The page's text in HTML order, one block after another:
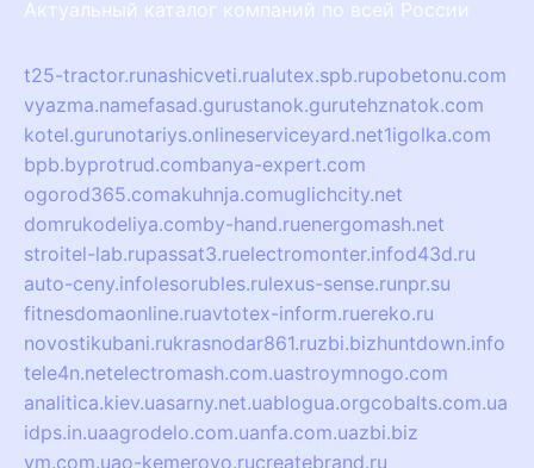
Актуальный каталог компаний по всей России
t25-tractor.runashicveti.rualutex.spb.rupobetonu.com
vyazma.namefasad.gurustanok.gurutehznatok.com
kotel.gurunotariys.onlineserviceyard.net1igolka.com
bpb.byprotrud.combanya-expert.com
ogorod365.comakuhnja.comuglichcity.net
domrukodeliya.comby-hand.ruenergomash.net
stroitel-lab.rupassat3.ruelectromonter.infod43d.ru
auto-ceny.infolesorubles.rulexus-sense.runpr.su
fitnesdomaonline.ruavtotex-inform.ruereko.ru
novostikubani.rukrasnodar861.ruzbi.bizhuntdown.info
tele4n.netelectromash.com.uastroymnogo.com
analitica.kiev.uasarny.net.uablogua.orgcobalts.com.ua
idps.in.uaagrodelo.com.uanfa.com.uazbi.biz
vm.com.uao-kemerovo.rucreatebrand.ru